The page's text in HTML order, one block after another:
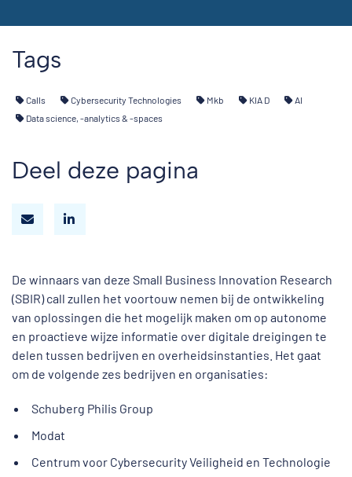
Tags
Calls Cybersecurity Technologies Mkb KIA D
AI
Data science, -analytics & -spaces
Deel deze pagina
De winnaars van deze Small Business Innovation Research
(SBIR) call zullen het voortouw nemen bij de ontwikkeling
van oplossingen die het mogelijk maken om op autonome
en proactieve wijze informatie over digitale dreigingen te
delen tussen bedrijven en overheidsinstanties. Het gaat
om de volgende zes bedrijven en organisaties:
Schuberg Philis Group
Modat
Centrum voor Cybersecurity Veiligheid en Technologie